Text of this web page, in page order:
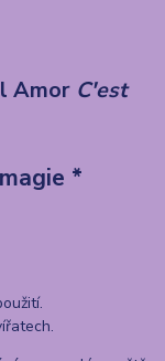
Amor C'est
*